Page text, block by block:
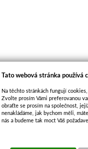
Tato webová stránka používá
Na těchto stránkách fungují
Zvolte prosím Vámi preferovanou
obraťte se prosím na společnost,
nenakládáme, jak bychom měli,
nás a budeme tak moct Váš